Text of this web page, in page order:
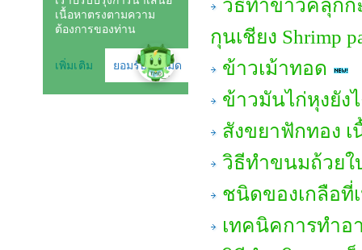
วิธีทำข้าวคลุก
กุนเชียง Shrimp
ข้าวเม้าทอด
ข้าวมันไก่หุงยัง
สังขยาฟักทอง
วิธีทำขนมถ้วยใ
ชนิดของเกลือที่
เทคนิคการทำ